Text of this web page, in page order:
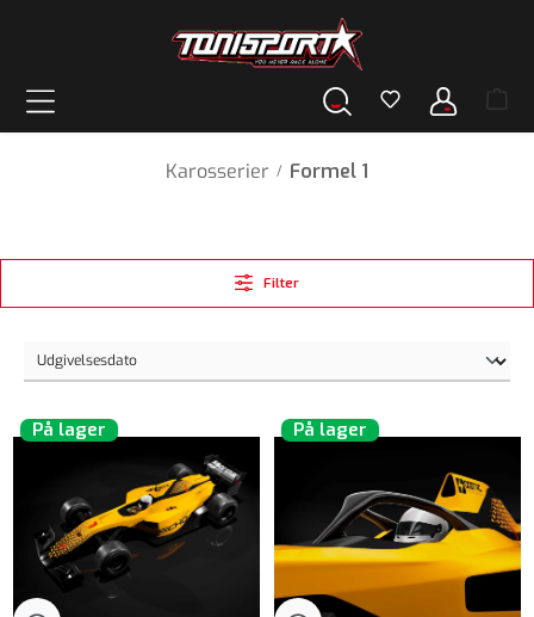
Karosserier / Formel 1
Filter
På lager På lager